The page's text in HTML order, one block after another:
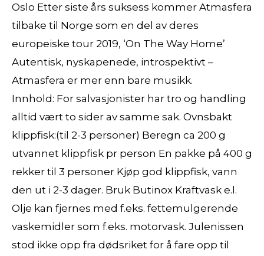
Oslo Etter siste års suksess kommer Atmasfera
tilbake til Norge som en del av deres
europeiske tour 2019, ‘On The Way Home’
Autentisk, nyskapenede, introspektivt –
Atmasfera er mer enn bare musikk.
Innhold: For salvasjonister har tro og handling
alltid vært to sider av samme sak. Ovnsbakt
klippfisk:(til 2-3 personer) Beregn ca 200 g
utvannet klippfisk pr person En pakke på 400 g
rekker til 3 personer Kjøp god klippfisk, vann
den ut i 2-3 dager. Bruk Butinox Kraftvask e.l.
Olje kan fjernes med f.eks. fettemulgerende
vaskemidler som f.eks. motorvask. Julenissen
stod ikke opp fra dødsriket for å fare opp til